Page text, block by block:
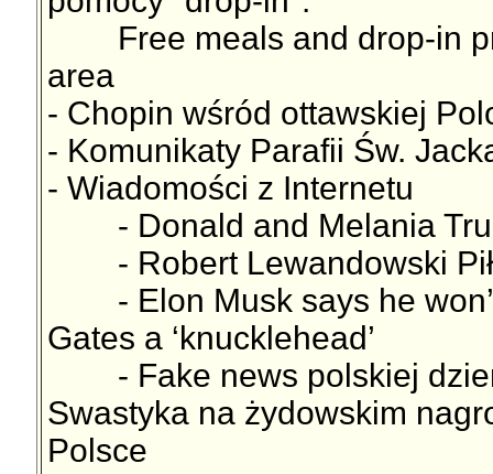
Free meals and drop-in
area
- Chopin wśród ottawskiej
- Komunikaty Parafii Św.
- Wiadomości z Internetu
- Donald and Melania
- Robert Lewandowski
- Elon Musk says he
Gates a ‘knucklehead’
- Fake news polskiej
Swastyka na żydowskim
Polsce